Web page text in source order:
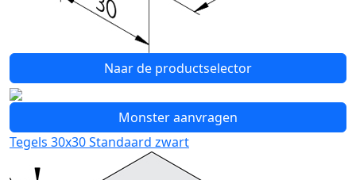
Naar de productselector
Monster aanvragen
Tegels 30x30 Standaard zwart